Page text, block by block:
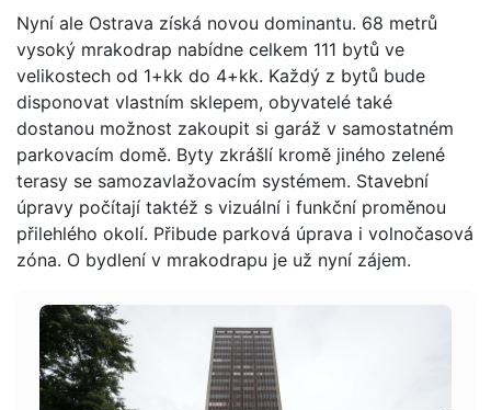
Nyní ale Ostrava získá novou dominantu. 68 metrů
vysoký mrakodrap nabídne celkem 111 bytů ve
velikostech od 1+kk do 4+kk. Každý z bytů bude
disponovat vlastním sklepem, obyvatelé také
dostanou možnost zakoupit si garáž v samostatném
parkovacím domě. Byty zkrášlí kromě jiného zelené
terasy se samozavlažovacím systémem. Stavební
úpravy počítají taktéž s vizuální i funkční proměnou
přilehlého okolí. Přibude parková úprava i volnočasová
zóna. O bydlení v mrakodrapu je už nyní zájem.